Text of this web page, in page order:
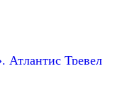
Атлантис Тревел